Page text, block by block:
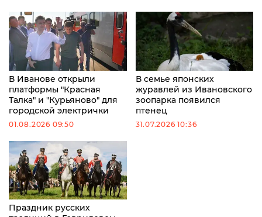
В Иванове открыли
платформы "Красная
Талка" и "Курьяново" для
городской электрички
01.08.2026 09:50
В семье японских
журавлей из Ивановского
зоопарка появился
птенец
31.07.2026 10:36
Праздник русских